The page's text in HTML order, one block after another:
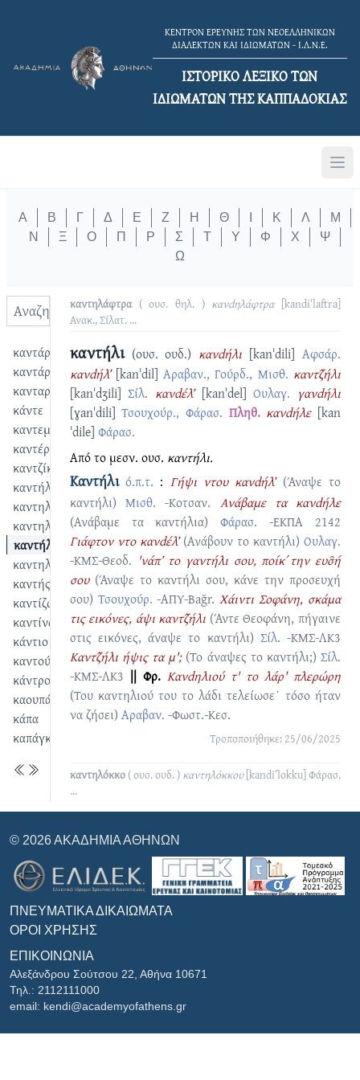
ΚΕΝΤΡΟΝ ΕΡΕΥΝΗΣ ΤΩΝ ΝΕΟΕΛΛΗΝΙΚΩΝ
ΔΙΑΛΕΚΤΩΝ ΚΑΙ ΙΔΙΩΜΑΤΩΝ - Ι.Λ.Ν.Ε.
ΙΣΤΟΡΙΚΟ ΛΕΞΙΚΟ TΩΝ
ΙΔΙΩΜΑΤΩΝ ΤΗΣ ΚΑΠΠΑΔΟΚΙΑΣ
Α Β Γ Δ Ε Ζ Η Θ Κ Λ
Μ
Ν
Ξ Ο Π Ρ Σ Τ Υ Φ Χ
Ψ
Ω
καντάρ
καντάρι
κανταριά
κάντε
καντεμλής
καντέρι
καντζίκ
καντήλα
καντηλανάφτης
καντηλάφτρα
καντήλι
καντηλόκκο
καντής
καντίζω
καντίνα
κάντιο
καντούνι
κάντρο
καουπάρι
κάπα
καπάγκι
καντηλάφτρα ( ουσ. θηλ. ) κανdηλάφτρα [kandiˈlaftra]
Ανακ., Σίλατ. ...
καντήλι (ουσ. ουδ.) κανdήλι [kanˈdili] Αφσάρ.
κανdήλ’ [kanˈdil] Αραβαν., Γούρδ., Μισθ. καντζ̑ήλι
[kanˈdʒili] Σίλ. κανdέλ’ [kanˈdel] Ουλαγ. γανdήλι
[ɣanˈdili] Τσουχούρ., Φάρασ. Πληθ. κανdήλε [kan
ˈdile] Φάρασ.
Από το μεσν. ουσ. καντήλι.
Καντήλιό.π.τ. : Γήψι ντου κανdήλ’ (Άναψε το
καντήλι)Μισθ. -Κοτσαν. Ανάβαμε τα κανdήλε
(Ανάβαμε τα καντήλια)Φάρασ.
-ΕΚΠΑ 2142
Γιάφτον ντο κανdέλ’ (Ανάβουν το καντήλι) Ουλαγ.
-ΚΜΣ-Θεοδ. 'νάπ’ το γαντήλι σου, ποίκ΄ την ευσ̑ή
σου (Άναψε το καντήλι σου, κάνε την προσευχή
σου) Τσουχούρ. -ΑΠΥ-Bağr. Χάιντι Σοφάνη, σκάμα
τις εικόνες, άψι καντζ̑ήλι (Άντε Θεοφάνη, πήγαινε
στις εικόνες, άναψε το καντήλι) Σίλ. -ΚΜΣ-ΛΚ3
Καντζ̑ήλι ήψις τα μ'; (Το άναψες το καντήλι;) Σίλ.
-ΚΜΣ-ΛΚ3 || Φρ. Κανdηλιού τ' το λάρ' πλερώρη
(Του καντηλιού του το λάδι τελείωσε˙ τόσο ήταν
να ζήσει) Αραβαν. -Φωστ.-Κεσ.
Τροποποιήθηκε: 25/06/2025
καντηλόκκο ( ουσ. ουδ. ) καντηλόκκου [kandiʹlokku] Φάρασ.
...
© 2026 ΑΚΑΔΗΜΊΑ ΑΘΗΝΏΝ
ΠΝΕΥΜΑΤΙΚΆ ΔΙΚΑΙΏΜΑΤΑ
ΌΡΟΙ ΧΡΉΣΗΣ
ΕΠΙΚΟΙΝΩΝΊΑ
Αλεξάνδρου Σούτσου 22, Αθήνα 10671
Τηλ.: 2112111000
email: kendi@academyofathens.gr